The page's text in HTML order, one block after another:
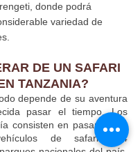
donde podrá
variedad de
DE UN SAFARI
TANZANIA?
depende de su aventura
pasar el tiempo. Los
consisten en pasar el día
de safari 4x4